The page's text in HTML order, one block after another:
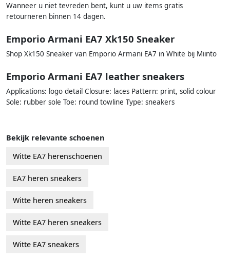
Wanneer u niet tevreden bent, kunt u uw items gratis
retourneren binnen 14 dagen.
Emporio Armani EA7 Xk150 Sneaker
Shop Xk150 Sneaker van Emporio Armani EA7 in White bij Miinto
Emporio Armani EA7 leather sneakers
Applications: logo detail Closure: laces Pattern: print, solid colour
Sole: rubber sole Toe: round towline Type: sneakers
Bekijk relevante schoenen
Witte EA7 herenschoenen
EA7 heren sneakers
Witte heren sneakers
Witte EA7 heren sneakers
Witte EA7 sneakers